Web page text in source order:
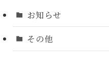
お知らせ
その他